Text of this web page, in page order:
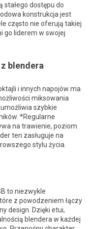
stałego dostępu do
konstrukcja jest
często nie oferują takiej
go liderem w swojej
blendera
i innych napojów ma
miksowania
szybkie
*Regularne
na trawienie, poziom
ten zasługuje na
stylu życia.
to niezwykle
z powodzeniem łączy
design. Dzięki etui,
blendera w każdej